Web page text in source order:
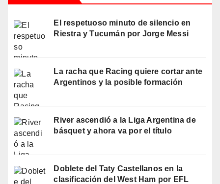
El respetuoso minuto de silencio en
Riestra y Tucumán por Jorge Messi
La racha que Racing quiere cortar ante
Argentinos y la posible formación
River ascendió a la Liga Argentina de
básquet y ahora va por el título
Doblete del Taty Castellanos en la
clasificación del West Ham por EFL